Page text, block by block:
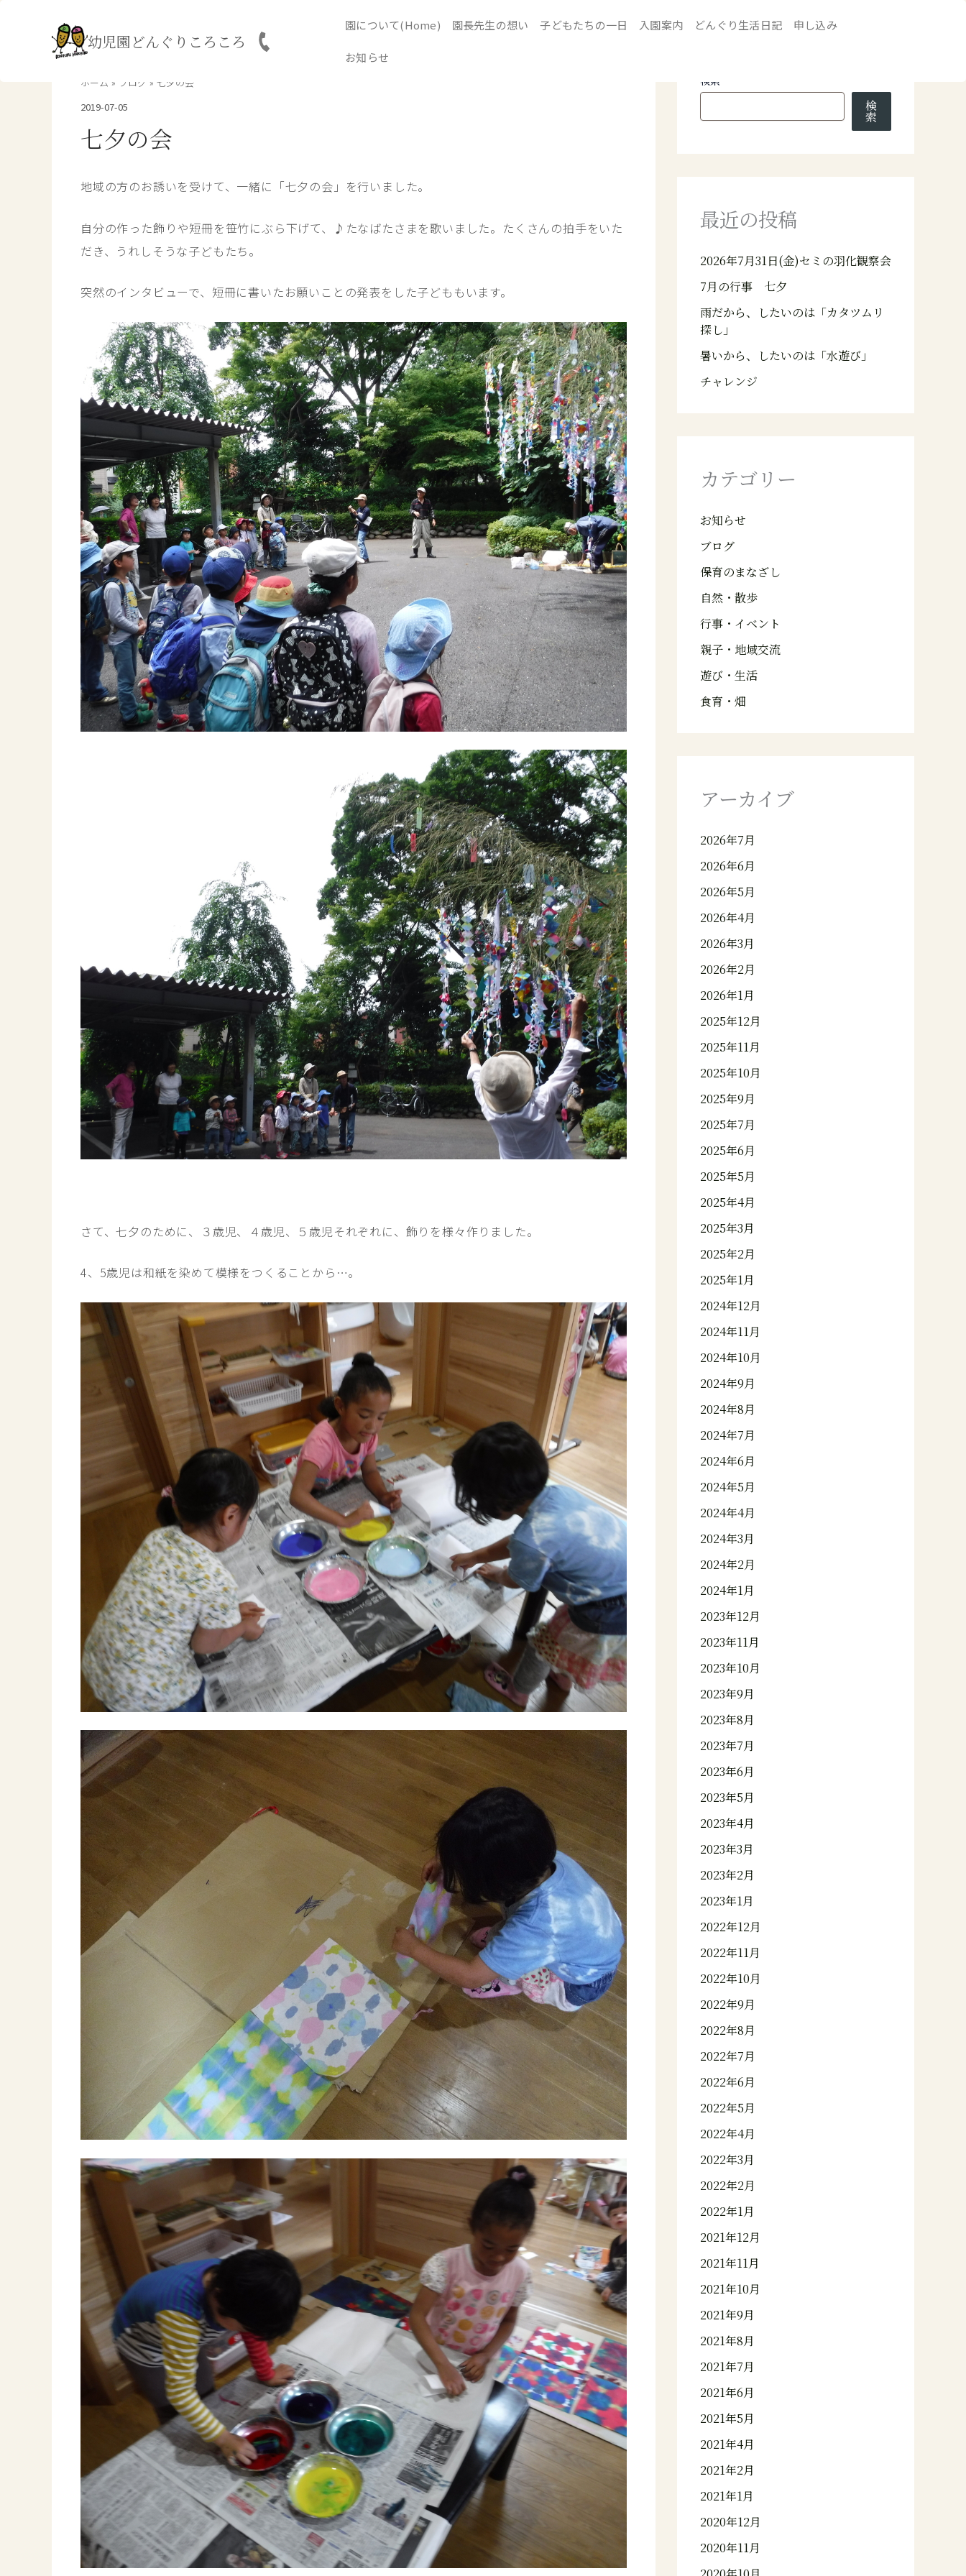
幼児園どんぐりころころ
園について(Home) 園長先生の想い 子どもたちの一日 入園案内 どんぐり生活日記 申し込み
お知らせ
ホーム ブログ
七夕の会
2019-07-05
七夕の会
地域の方のお誘いを受けて、一緒に「七夕の会」を行いました。
自分の作った飾りや短冊を笹竹にぶら下げて、♪たなばたさまを歌いました。たくさんの拍手をいた
だき、うれしそうな子どもたち。
突然のインタビューで、短冊に書いたお願いことの発表をした子どももいます。
さて、七夕のために、３歳児、４歳児、５歳児それぞれに、飾りを様々作りました。
4、5歳児は和紙を染めて模様をつくることから…。
検索
検
索
最近の投稿
2026年7月31日(金)セミの羽化観察会
7月の行事 七夕
雨だから、したいのは「カタツムリ
探し」
暑いから、したいのは「水遊び」
チャレンジ
カテゴリー
お知らせ
ブログ
保育のまなざし
自然・散歩
行事・イベント
親子・地域交流
遊び・生活
食育・畑
アーカイブ
2026年7月
2026年6月
2026年5月
2026年4月
2026年3月
2026年2月
2026年1月
2025年12月
2025年11月
2025年10月
2025年9月
2025年7月
2025年6月
2025年5月
2025年4月
2025年3月
2025年2月
2025年1月
2024年12月
2024年11月
2024年10月
2024年9月
2024年8月
2024年7月
2024年6月
2024年5月
2024年4月
2024年3月
2024年2月
2024年1月
2023年12月
2023年11月
2023年10月
2023年9月
2023年8月
2023年7月
2023年6月
2023年5月
2023年4月
2023年3月
2023年2月
2023年1月
2022年12月
2022年11月
2022年10月
2022年9月
2022年8月
2022年7月
2022年6月
2022年5月
2022年4月
2022年3月
2022年2月
2022年1月
2021年12月
2021年11月
2021年10月
2021年9月
2021年8月
2021年7月
2021年6月
2021年5月
2021年4月
2021年2月
2021年1月
2020年12月
2020年11月